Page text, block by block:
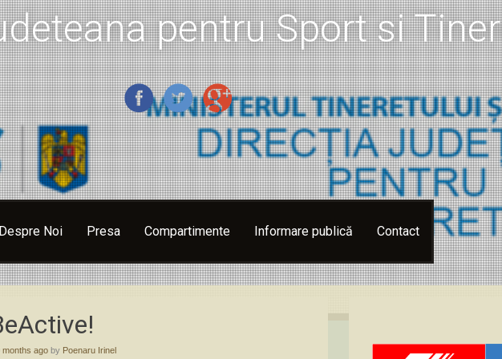
pentru Sport si
Despre Noi Presa Compartimente Informare publică Contact
months ago by Poenaru Irinel